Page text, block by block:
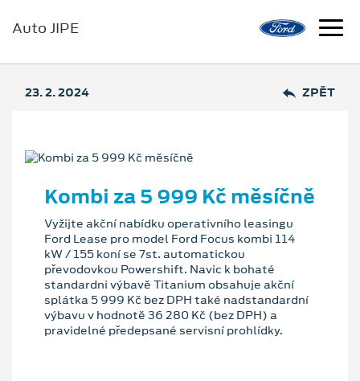
Auto JIPE
23. 2. 2024 ZPĚT
Kombi za 5 999 Kč měsíčně
Vyžijte akční nabídku operativního leasingu
Ford Lease pro model Ford Focus kombi 114
kW / 155 koní se 7st. automatickou
převodovkou Powershift. Navic k bohaté
standardni výbavě Titanium obsahuje akční
splátka 5 999 Kč bez DPH také nadstandardní
výbavu v hodnotě 36 280 Kč (bez DPH) a
pravidelné předepsané servisní prohlídky.